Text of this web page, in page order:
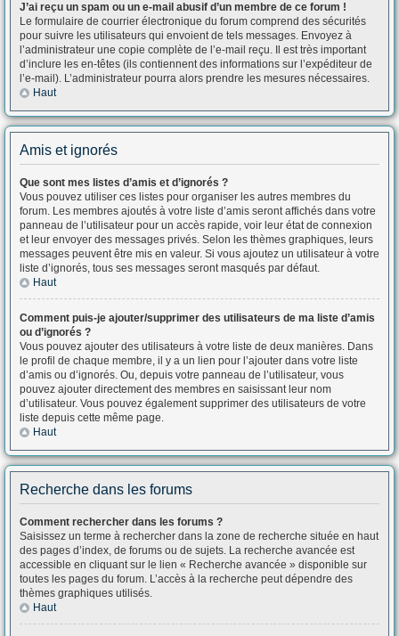
J’ai reçu un spam ou un e-mail abusif d’un membre de ce forum !
Le formulaire de courrier électronique du forum comprend des sécurités
pour suivre les utilisateurs qui envoient de tels messages. Envoyez à
l’administrateur une copie complète de l’e-mail reçu. Il est très important
d’inclure les en-têtes (ils contiennent des informations sur l’expéditeur de
l’e-mail). L’administrateur pourra alors prendre les mesures nécessaires.
Haut
Amis et ignorés
Que sont mes listes d’amis et d’ignorés ?
Vous pouvez utiliser ces listes pour organiser les autres membres du
forum. Les membres ajoutés à votre liste d’amis seront affichés dans votre
panneau de l’utilisateur pour un accès rapide, voir leur état de connexion
et leur envoyer des messages privés. Selon les thèmes graphiques, leurs
messages peuvent être mis en valeur. Si vous ajoutez un utilisateur à votre
liste d’ignorés, tous ses messages seront masqués par défaut.
Haut
Comment puis-je ajouter/supprimer des utilisateurs de ma liste d’amis
ou d’ignorés ?
Vous pouvez ajouter des utilisateurs à votre liste de deux manières. Dans
le profil de chaque membre, il y a un lien pour l’ajouter dans votre liste
d’amis ou d’ignorés. Ou, depuis votre panneau de l’utilisateur, vous
pouvez ajouter directement des membres en saisissant leur nom
d’utilisateur. Vous pouvez également supprimer des utilisateurs de votre
liste depuis cette même page.
Haut
Recherche dans les forums
Comment rechercher dans les forums ?
Saisissez un terme à rechercher dans la zone de recherche située en haut
des pages d’index, de forums ou de sujets. La recherche avancée est
accessible en cliquant sur le lien « Recherche avancée » disponible sur
toutes les pages du forum. L’accès à la recherche peut dépendre des
thèmes graphiques utilisés.
Haut